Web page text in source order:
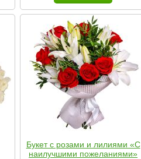
Букет с розами и лилиями «С
наилучшими пожеланиями»